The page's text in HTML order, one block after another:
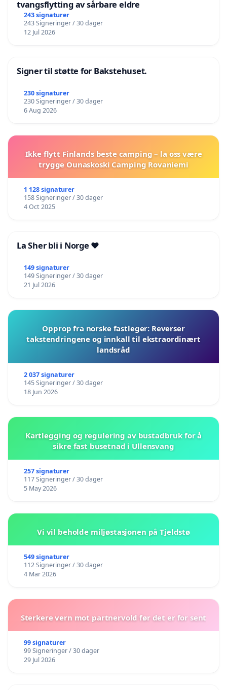
tvangsflytting av sårbare eldre
243 signaturer
243 Signeringer / 30 dager
12 Jul 2026
Signer til støtte for Bakstehuset.
230 signaturer
230 Signeringer / 30 dager
6 Aug 2026
Ikke flytt Finlands beste camping – la oss være
trygge Ounaskoski Camping Rovaniemi
1 128 signaturer
158 Signeringer / 30 dager
4 Oct 2025
La Sher bli i Norge ❤️
149 signaturer
149 Signeringer / 30 dager
21 Jul 2026
Opprop fra norske fastleger: Reverser
takstendringene og innkall til ekstraordinært
landsråd
2 037 signaturer
145 Signeringer / 30 dager
18 Jun 2026
Kartlegging og regulering av bustadbruk for å
sikre fast busetnad i Ullensvang
257 signaturer
117 Signeringer / 30 dager
5 May 2026
Vi vil beholde miljøstasjonen på Tjeldstø
549 signaturer
112 Signeringer / 30 dager
4 Mar 2026
Sterkere vern mot partnervold før det er for sent
99 signaturer
99 Signeringer / 30 dager
29 Jul 2026